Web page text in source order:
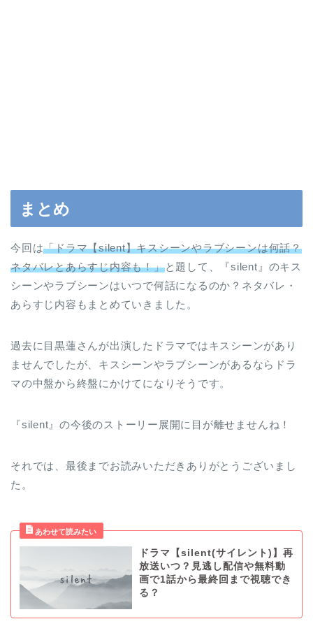
まとめ
今回は「ドラマ【silent】キスシーンやラブシーンは何話？
ネタバレとあらすじ内容も！」と題して、『silent』のキス
シーンやラブシーンはいつで何話になるのか？ネタバレ・
あらすじ内容もまとめていきました。
過去に目黒蓮さんが出演したドラマではキスシーンがあり
ませんでしたが、キスシーンやラブシーンがあるならドラ
マの中盤から終盤にかけてになりそうです。
『silent』の今後のストーリー展開に目が離せませんね！
それでは、最後までお読みいただきありがとうございまし
た。
ドラマ【silent(サイレント)】再
放送いつ？見逃し配信や無料動
画で1話から最終回まで視聴でき
る？